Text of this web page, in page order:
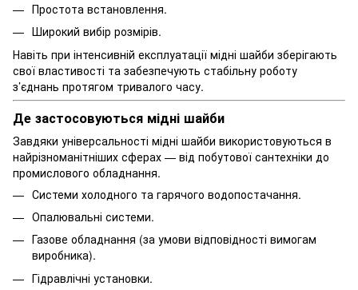
Простота встановлення.
Широкий вибір розмірів.
Навіть при інтенсивній експлуатації мідні шайби зберігають
свої властивості та забезпечують стабільну роботу
з’єднань протягом тривалого часу.
Де застосовуються мідні шайби
Завдяки універсальності мідні шайби використовуються в
найрізноманітніших сферах — від побутової сантехніки до
промислового обладнання.
Системи холодного та гарячого водопостачання.
Опалювальні системи.
Газове обладнання (за умови відповідності вимогам
виробника).
Гідравлічні установки.